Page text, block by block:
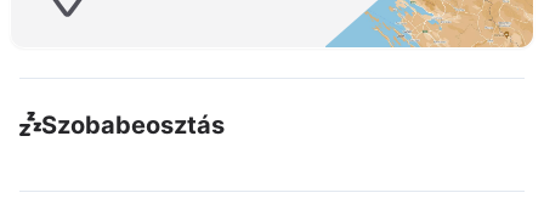
Szobabeosztás